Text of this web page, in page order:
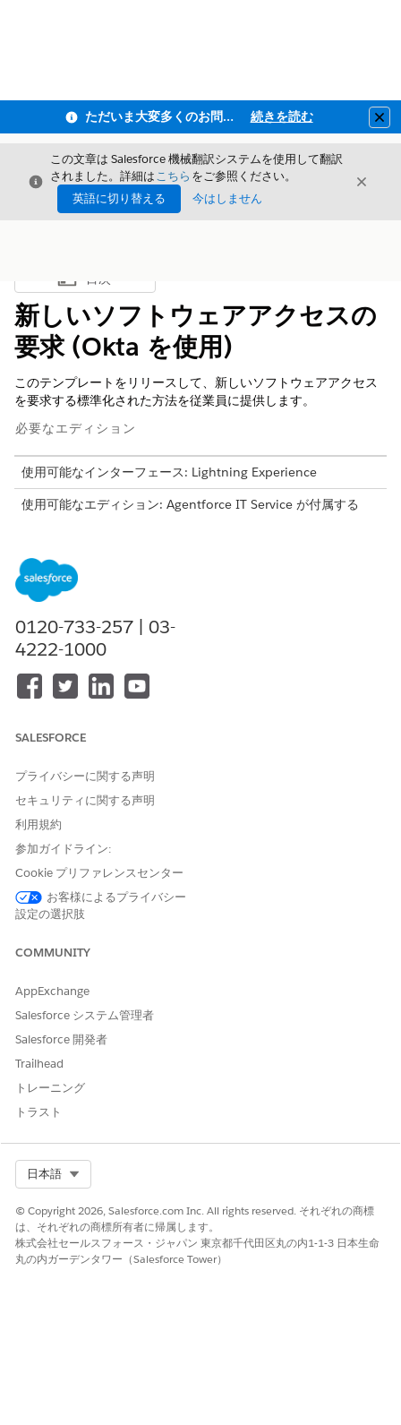
ただいま大変多くのお問い合わせをいただいており、ご連絡までにお時間を頂戴しております 続きを読む
閉じる
この文章は Salesforce 機械翻訳システムを使用して翻訳
されました。詳細はこちら をご参照ください。
英語に切り替える
今はしません
閉じる
目次を表示
目次
新しいソフトウェアアクセスの
要求 (Okta を使用)
このテンプレートをリリースして、新しいソフトウェアアクセス
を要求する標準化された方法を従業員に提供します。
必要なエディション
使用可能なインターフェース: Lightning Experience
使用可能なエディション: Agentforce IT Service が付属する
このテンプレートでは、正確かつ監査可能な履行のために重要な
ユーザーの詳細を取得するサービス要求レコードが作成されま
受入属性
このテンプレートの受入フォームでは、従業員から次の詳細を取
得します。
トウェアアプリケーションの名前。
ToDo でソフトウェアへのアクセスが必要な理由の簡単な説
明。
メモ このサービスプロセスの受入フローには、ユーザーが要求
できる事前承認済みソフトウェアのリストを取得するために
自動履行
行フローが含まれます。Flow Builder でこのフローを拡張して、
自動マネージャー承認や在庫確認などのカスタムロジックを含め
ることができます。
Integration の制限と考慮事項」
インテグレーションを使用します。このインテグレーションを使
用するには、Okta ログイン情報が設定されていることを確認しま
す。このサードパーティコネクタについての詳細は、「Okta コネ
クタ 」を参照してください。
0120-733-257 | 03-
4222-1000
SALESFORCE
プライバシーに関する声明
セキュリティに関する声明
利用規約
参加ガイドライン:
Cookie プリファレンスセンター
お客様によるプライバシー
設定の選択肢
COMMUNITY
AppExchange
Salesforce システム管理者
Salesforce 開発者
Trailhead
トレーニング
トラスト
日本語
© Copyright 2026, Salesforce.com Inc. All rights reserved. それぞれの商標
は、それぞれの商標所有者に帰属します。
株式会社セールスフォース・ジャパン 東京都千代田区丸の内1-1-3 日本生命
丸の内ガーデンタワー（Salesforce Tower）